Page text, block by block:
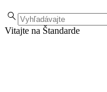
Vitajte na Štandarde